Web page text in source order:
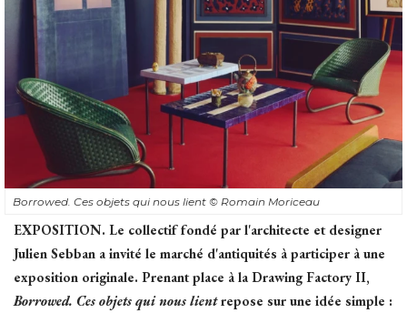
Borrowed. Ces objets qui nous lient © Romain Moriceau
EXPOSITION. Le collectif fondé par l'architecte et designer
Julien Sebban a invité le marché d'antiquités à participer à une
exposition originale. Prenant place à la Drawing Factory II,
Borrowed. Ces objets qui nous lient repose sur une idée simple :